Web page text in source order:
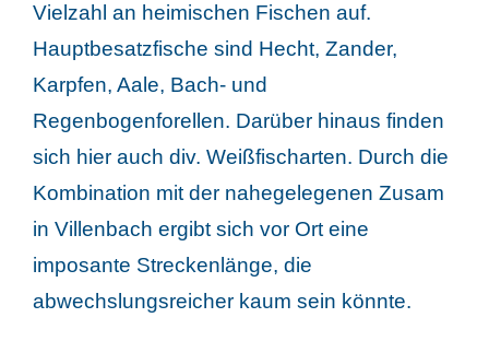
Vielzahl an heimischen Fischen auf.
Hauptbesatzfische sind Hecht, Zander,
Karpfen, Aale, Bach- und
Regenbogenforellen. Darüber hinaus finden
sich hier auch div. Weißfischarten. Durch die
Kombination mit der nahegelegenen Zusam
in Villenbach ergibt sich vor Ort eine
imposante Streckenlänge, die
abwechslungsreicher kaum sein könnte.